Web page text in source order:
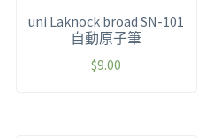
uni Laknock broad SN-101
自動原子筆
$9.00